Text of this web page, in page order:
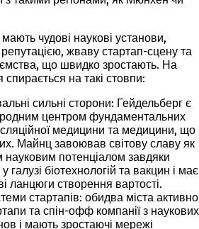
чудові наукові установи,
жваву стартап-сцену та
що швидко зростають. На
спирається на такі стовпи:
сильні сторони: Гейдельберг є
центром фундаментальних
медицини та медицини, що
Майнц завоював світову славу як
науковим потенціалом завдяки
галузі біотехнологій та вакцин і має
ланцюги створення вартості.
стартапів: обидва міста активно
та спін-офф компанії з наукових
і мають зростаючі мережі